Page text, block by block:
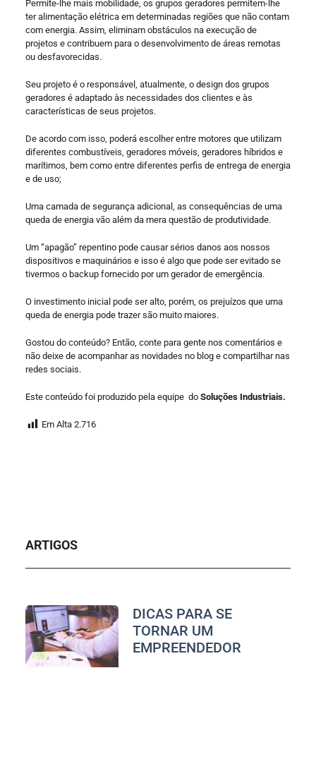
Permite-lhe mais mobilidade, os grupos geradores permitem-lhe
ter alimentação elétrica em determinadas regiões que não contam
com energia. Assim, eliminam obstáculos na execução de
projetos e contribuem para o desenvolvimento de áreas remotas
ou desfavorecidas.
Seu projeto é o responsável, atualmente, o design dos grupos
geradores é adaptado às necessidades dos clientes e às
características de seus projetos.
De acordo com isso, poderá escolher entre motores que utilizam
diferentes combustíveis, geradores móveis, geradores híbridos e
marítimos, bem como entre diferentes perfis de entrega de energia
e de uso;
Uma camada de segurança adicional, as consequências de uma
queda de energia vão além da mera questão de produtividade.
Um “apagão” repentino pode causar sérios danos aos nossos
dispositivos e maquinários e isso é algo que pode ser evitado se
tivermos o backup fornecido por um gerador de emergência.
O investimento inicial pode ser alto, porém, os prejuízos que uma
queda de energia pode trazer são muito maiores.
Gostou do conteúdo? Então, conte para gente nos comentários e
não deixe de acompanhar as novidades no blog e compartilhar nas
redes sociais.
Este conteúdo foi produzido pela equipe do Soluções Industriais.
Em Alta 2.716
ARTIGOS
DICAS PARA SE
TORNAR UM
EMPREENDEDOR